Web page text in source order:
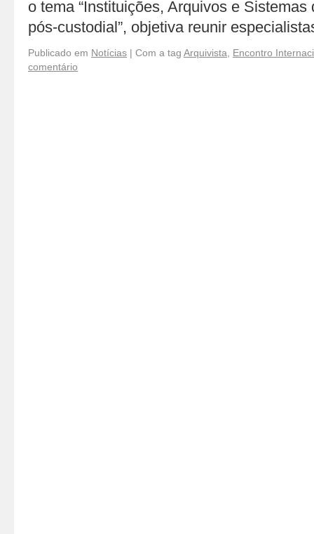
o tema “Instituições, Arquivos e
pós-custodial”, objetiva reunir
Publicado em Notícias | Com a tag Arquivista
Encontro
comentário